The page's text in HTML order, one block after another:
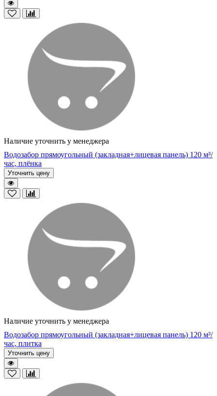
Наличие уточнить у менеджера
Водозабор прямоугольный (закладная+лицевая панель) 120 м³/
час, плёнка
Уточнить цену
Наличие уточнить у менеджера
Водозабор прямоугольный (закладная+лицевая панель) 120 м³/
час, плитка
Уточнить цену